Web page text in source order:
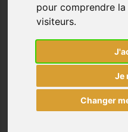
pour comprendre
visiteurs.
Je
Changer